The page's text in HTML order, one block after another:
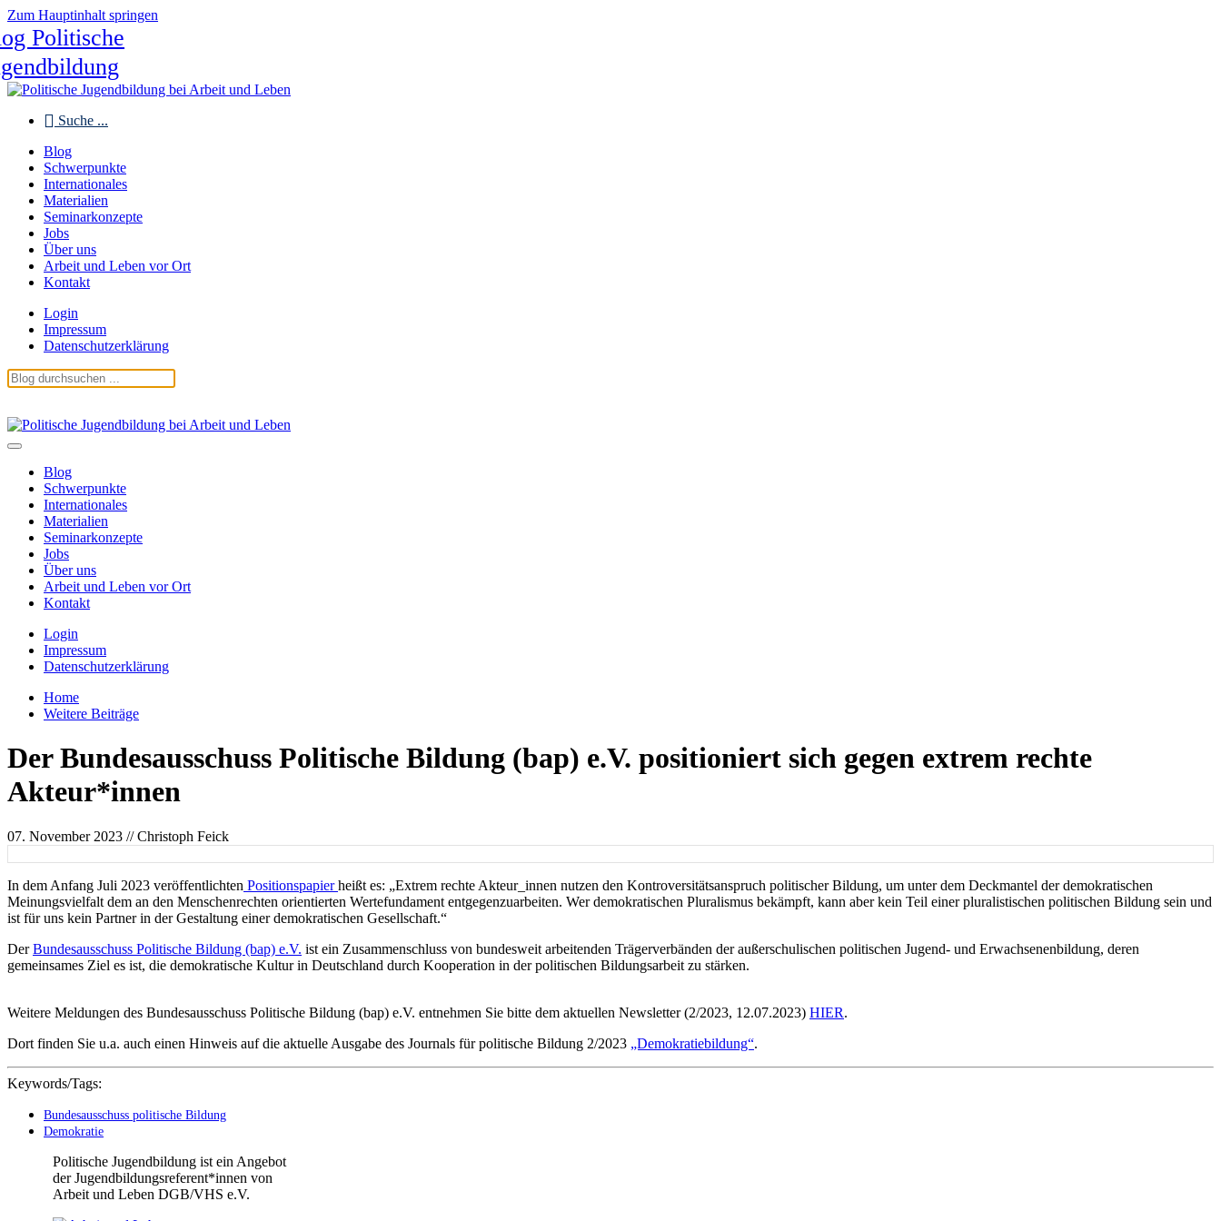
Zum Hauptinhalt springen
Politische
Suche ...
Blog
Schwerpunkte
Internationales
Materialien
Seminarkonzepte
Jobs
Über uns
Arbeit und Leben vor Ort
Kontakt
Login
Impressum
Datenschutzerklärung
Blog
Schwerpunkte
Internationales
Materialien
Seminarkonzepte
Jobs
Über uns
Arbeit und Leben vor Ort
Kontakt
Login
Impressum
Datenschutzerklärung
Home
Weitere Beiträge
Der Bundesausschuss Politische Bildung (bap) e.V. positioniert sich gegen extrem rechte
Akteur*innen
07. November 2023 // Christoph Feick
In dem Anfang Juli 2023 veröffentlichten Positionspapierheißt es: „Extrem rechte Akteur_innen nutzen den Kontroversitätsanspruch politischer Bildung, um unter dem Deckmantel der demokratischen
Meinungsvielfalt dem an den Menschenrechten orientierten Wertefundament entgegenzuarbeiten. Wer demokratischen Pluralismus bekämpft, kann aber kein Teil einer pluralistischen politischen Bildung sein und
ist für uns kein Partner in der Gestaltung einer demokratischen Gesellschaft.“
DerBundesausschuss Politische Bildung (bap) e.V. ist ein Zusammenschluss von bundesweit arbeitenden Trägerverbänden der außerschulischen politischen Jugend- und Erwachsenenbildung, deren
gemeinsames Ziel es ist, die demokratische Kultur in Deutschland durch Kooperation in der politischen Bildungsarbeit zu stärken.
Weitere Meldungen des Bundesausschuss Politische Bildung (bap) e.V. entnehmen Sie bitte dem aktuellen Newsletter (2/2023, 12.07.2023) HIER.
Dort finden Sie u.a. auch einen Hinweis auf die aktuelle Ausgabe des Journals für politische Bildung 2/2023 „Demokratiebildung“.
Keywords/Tags:
Bundesausschuss politische Bildung
Demokratie
Politische Jugendbildung ist ein Angebot
der Jugendbildungsreferent*innen von
Arbeit und Leben DGB/VHS e.V.